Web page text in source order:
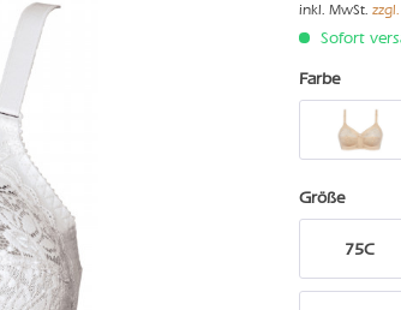
inkl. MwSt.
Sofort
Farbe
Größe
75C